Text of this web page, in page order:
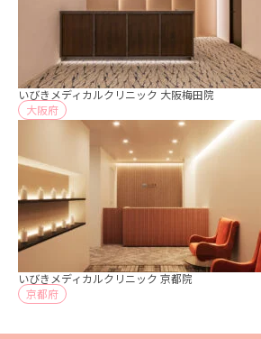
いびきメディカルクリニック 大阪梅田院
大阪府
いびきメディカルクリニック 京都院
京都府